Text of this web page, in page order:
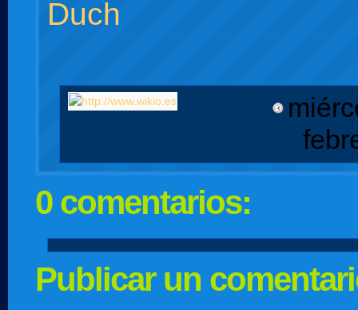
Duch
0 comentarios:
Publicar un